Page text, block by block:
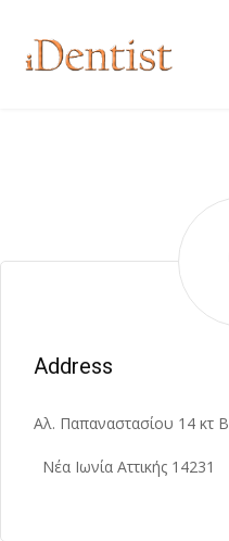
Address
Αλ. Παπαναστασίου 14 κτ B
Νέα Ιωνία Αττικής 14231